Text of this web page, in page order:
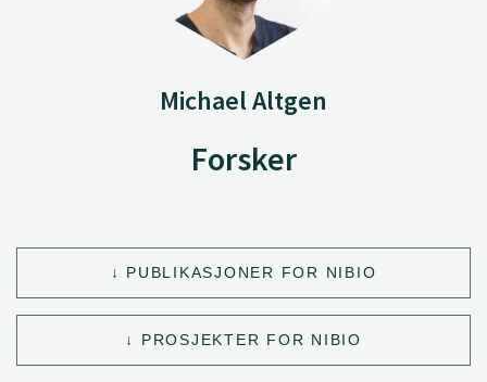
Michael Altgen
Forsker
PUBLIKASJONER FOR NIBIO
PROSJEKTER FOR NIBIO